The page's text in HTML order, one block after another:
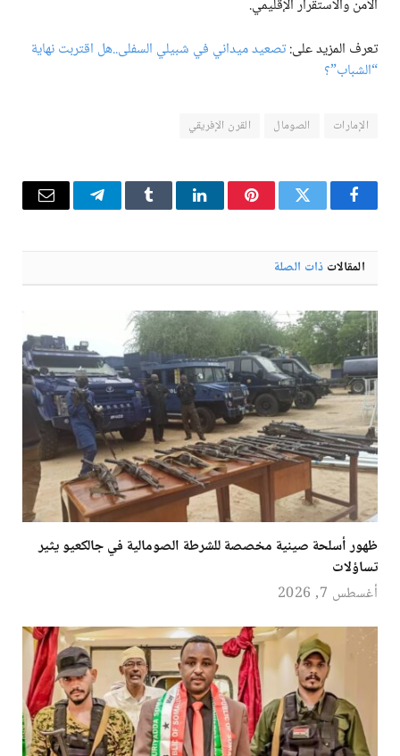
الأمن والاستقرار الإقليمي.
تعرف المزيد على:تصعيد ميداني في شبيلي السفلى..هل اقتربت نهاية
“الشباب”؟
الإمارات الصومال القرن الإفريقي
فيسبوكتويتر بينتيريستلينكدإن Tumblr تيلقرام البريد
المقالات ذات الصلة
ظهور أسلحة صينية مخصصة للشرطة الصومالية في جالكعيو يثير
تساؤلات
أغسطس 7, 2026